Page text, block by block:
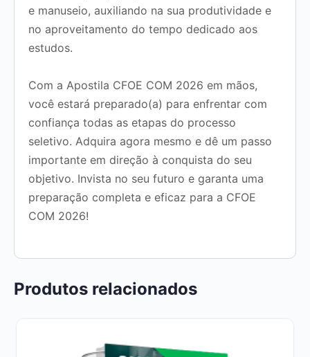
e manuseio, auxiliando na sua produtividade e
no aproveitamento do tempo dedicado aos
estudos.
Com a Apostila CFOE COM 2026 em mãos,
você estará preparado(a) para enfrentar com
confiança todas as etapas do processo
seletivo. Adquira agora mesmo e dê um passo
importante em direção à conquista do seu
objetivo. Invista no seu futuro e garanta uma
preparação completa e eficaz para a CFOE
COM 2026!
Produtos relacionados